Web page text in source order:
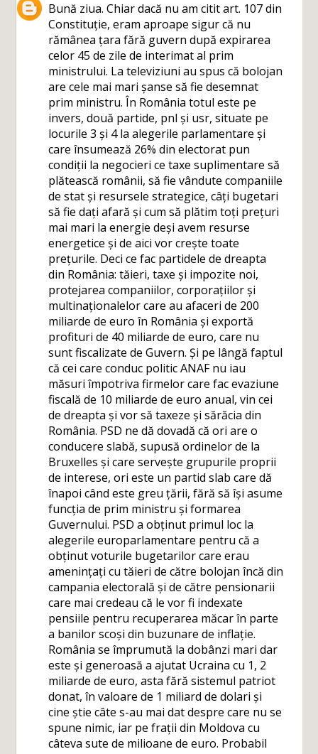
Bună ziua. Chiar dacă nu am citit art. 107 din
Constituție, eram aproape sigur că nu
rămânea țara fără guvern după expirarea
celor 45 de zile de interimat al prim
ministrului. La televiziuni au spus că bolojan
are cele mai mari șanse să fie desemnat
prim ministru. În România totul este pe
invers, două partide, pnl și usr, situate pe
locurile 3 și 4 la alegerile parlamentare și
care însumează 26% din electorat pun
condiții la negocieri ce taxe suplimentare să
plătească românii, să fie vândute companiile
de stat și resursele strategice, câți bugetari
să fie dați afară și cum să plătim toți prețuri
mai mari la energie deși avem resurse
energetice și de aici vor crește toate
prețurile. Deci ce fac partidele de dreapta
din România: tăieri, taxe și impozite noi,
protejarea companiilor, corporațiilor și
multinaționalelor care au afaceri de 200
miliarde de euro în România și exportă
profituri de 40 miliarde de euro, care nu
sunt fiscalizate de Guvern. Și pe lângă faptul
că cei care conduc politic ANAF nu iau
măsuri împotriva firmelor care fac evaziune
fiscală de 10 miliarde de euro anual, vin cei
de dreapta și vor să taxeze și sărăcia din
România. PSD ne dă dovadă că ori are o
conducere slabă, supusă ordinelor de la
Bruxelles și care servește grupurile proprii
de interese, ori este un partid slab care dă
înapoi când este greu țării, fără să își asume
funcția de prim ministru și formarea
Guvernului. PSD a obținut primul loc la
alegerile europarlamentare pentru că a
obținut voturile bugetarilor care erau
amenințați cu tăieri de către bolojan încă din
campania electorală și de către pensionarii
care mai credeau că le vor fi indexate
pensiile pentru recuperarea măcar în parte
a banilor scoși din buzunare de inflație.
România se împrumută la dobânzi mari dar
este și generoasă a ajutat Ucraina cu 1, 2
miliarde de euro, asta fără sistemul patriot
donat, în valoare de 1 miliard de dolari și
cine știe câte s-au mai dat despre care nu se
spune nimic, iar pe frații din Moldova cu
câteva sute de milioane de euro. Probabil